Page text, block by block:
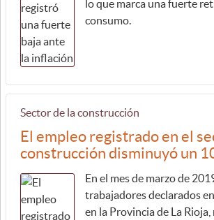
lo que marca una fuerte
consumo.
Sector de la construcción
El empleo registrado en el
construcción disminuyó un
En el mes de marzo de
trabajadores declarados
en la Provincia de La